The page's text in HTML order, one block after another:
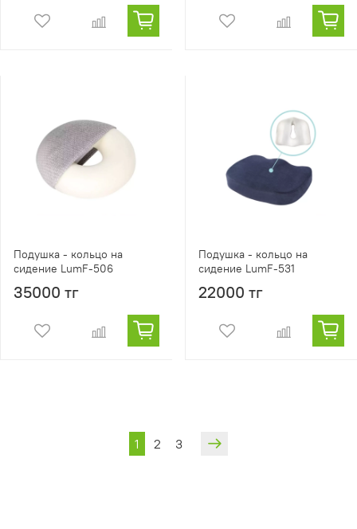
Подушка - кольцо на
сидение LumF-506
35000 тг
Подушка - кольцо на
сидение LumF-531
22000 тг
1 2 3